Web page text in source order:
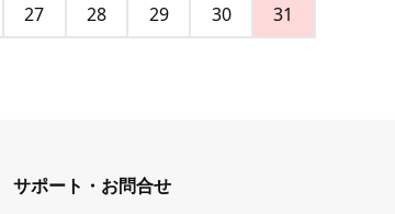
27 28 29 30 31
サポート・お問合せ